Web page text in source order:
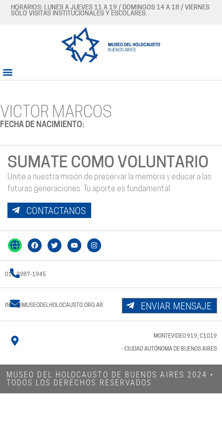
HORARIOS: LUNES A JUEVES 11 A 19 / DOMINGOS 14 A 18 / VIERNES
SÓLO VISITAS INSTITUCIONALES Y ESCOLARES.
VICTOR MARCOS
FECHA DE NACIMIENTO:
SUMATE COMO VOLUNTARIO
Unite a nuestra misión de preservar la memoria y educar a las
futuras generaciones. Tu aporte es fundamental.
CONTACTANOS
011 3987-1945
INFO@MUSEODELHOLOCAUSTO.ORG.AR ENVIAR MENSAJE
MONTEVIDEO 919, C1019
- CIUDAD AUTÓNOMA DE BUENOS AIRES
MUSEO DEL HOLOCAUSTO DE BUENOS AIRES 2024​ •
TODOS LOS DERECHOS RESERVADOS